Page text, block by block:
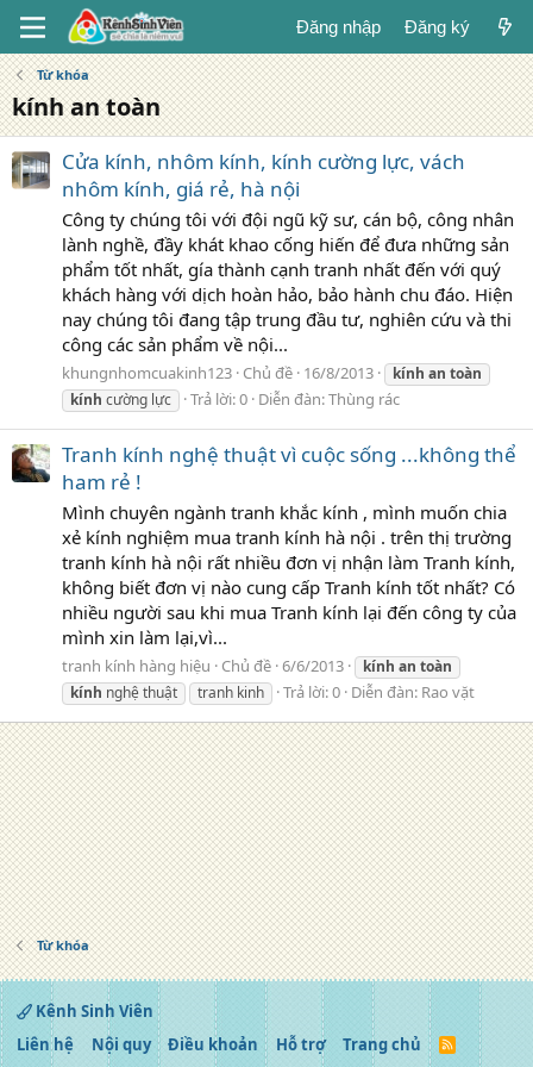
Đăng nhập Đăng ký
Từ khóa
kính an toàn
Cửa kính, nhôm kính, kính cường lực, vách
nhôm kính, giá rẻ, hà nội
Công ty chúng tôi với đội ngũ kỹ sư, cán bộ, công nhân
lành nghề, đầy khát khao cống hiến để đưa những sản
phẩm tốt nhất, gía thành cạnh tranh nhất đến với quý
khách hàng với dịch hoàn hảo, bảo hành chu đáo. Hiện
nay chúng tôi đang tập trung đầu tư, nghiên cứu và thi
công các sản phẩm về nội...
khungnhomcuakinh123 Chủ đề 16/8/2013 kính an toàn
kính cường lực Trả lời: 0 Diễn đàn:Thùng rác
Tranh kính nghệ thuật vì cuộc sống ...không thể
ham rẻ !
Mình chuyên ngành tranh khắc kính , mình muốn chia
xẻ kính nghiệm mua tranh kính hà nội . trên thị trường
tranh kính hà nội rất nhiều đơn vị nhận làm Tranh kính,
không biết đơn vị nào cung cấp Tranh kính tốt nhất? Có
nhiều người sau khi mua Tranh kính lại đến công ty của
mình xin làm lại,vì...
tranh kính hàng hiệu Chủ đề 6/6/2013 kính an toàn
kính nghệ thuật tranh kinh Trả lời: 0 Diễn đàn: Rao vặt
Từ khóa
Kênh Sinh Viên
Liên hệ
Nội quy Điều khoản Hỗ trợ Trang chủ
R